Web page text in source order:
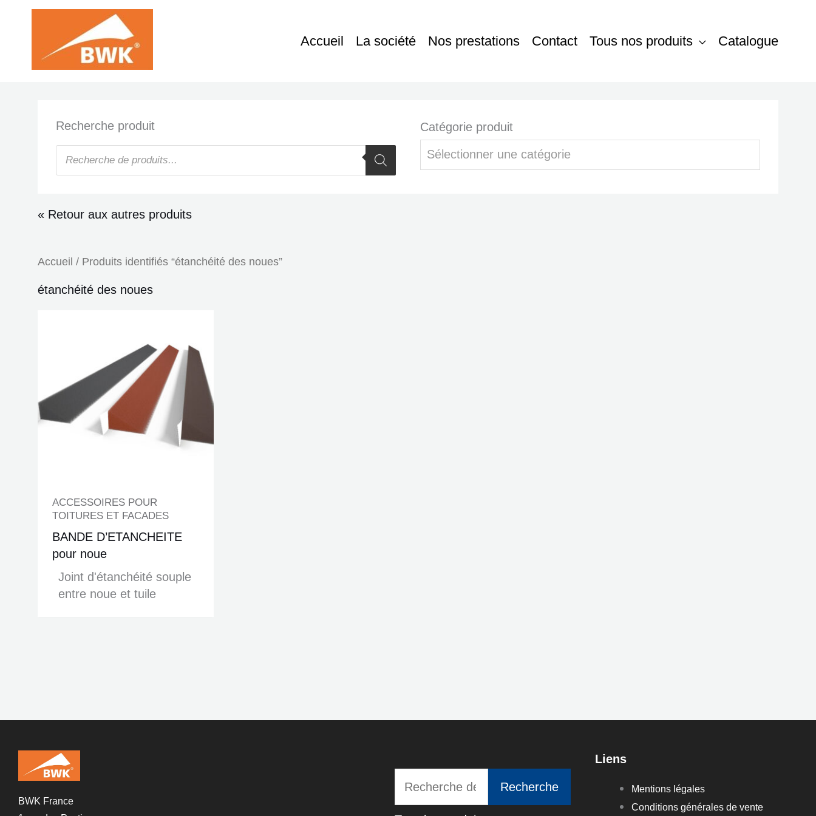
Accueil La société Nos prestations Contact Tous nos produits Catalogue
Recherche produit
Recherche
de
produits
Catégorie produit
Sélectionner une catégorie
« Retour aux autres produits
Accueil / Produits identifiés “étanchéité des noues”
étanchéité des noues
ACCESSOIRES POUR
TOITURES ET FACADES
BANDE D’ETANCHEITE
pour noue
Joint d'étanchéité souple
entre noue et tuile
BWK France
pour :
Recherche
Liens
Mentions légales
Conditions générales de vente